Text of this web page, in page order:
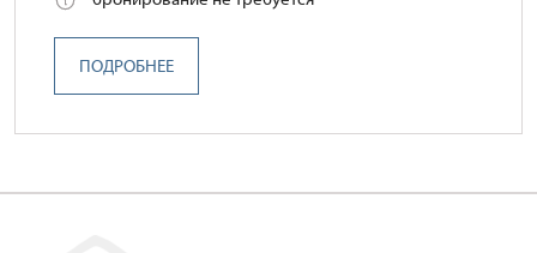
ПОДРОБНЕЕ